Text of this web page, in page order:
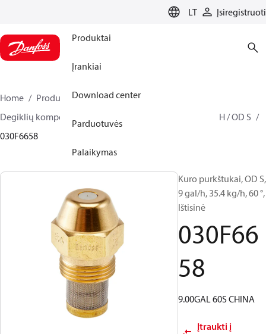
LT Įsiregistruoti
Produktai
Įrankiai
Download center
Parduotuvės
Palaikymas
Home Produktai
Climate Solutions for heating
Degiklių komponentai
OD B / OD H / OD S
030F6658
Kuro purkštukai, OD S,
9 gal/h, 35.4 kg/h, 60 °,
Ištisinė
030F66
58
9.00GAL 60S CHINA
Įtraukti į